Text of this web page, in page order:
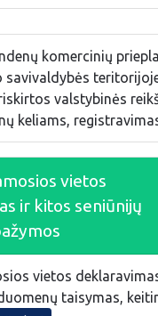
komercinių
savivaldybės
valstybinės
keliams,
vietos
ir kitos seniūnijų
vietos
taisymas,